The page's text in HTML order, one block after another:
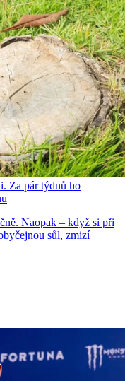
Za pár týdnů ho
Naopak – když si při
sůl, zmizí